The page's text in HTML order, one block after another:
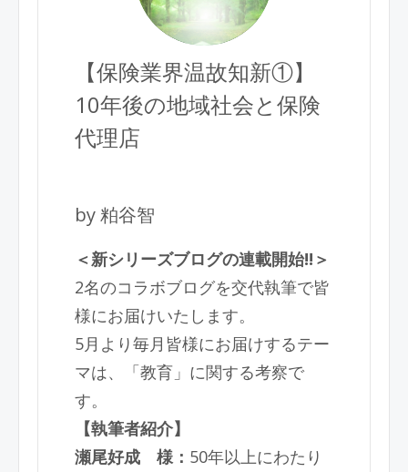
【保険業界温故知新①】
10年後の地域社会と保険
代理店
by 粕谷智
＜新シリーズブログの連載開始!!＞
2名のコラボブログを交代執筆で皆
様にお届けいたします。
5月より毎月皆様にお届けするテー
マは、「教育」に関する考察で
す。
【執筆者紹介】
瀬尾好成 様： 50年以上にわたり